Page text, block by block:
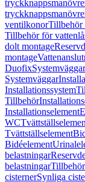
ventilkonorTillbehör
Tillbehör för
dolt montage
montage
DuofixSystemväggar
Systemväggar
Installationssystem
Tillbehör
Installationselement
WC
Tvättställselement
Bidéelement
belastningar
belastningarTillbehör
cisternerSynliga